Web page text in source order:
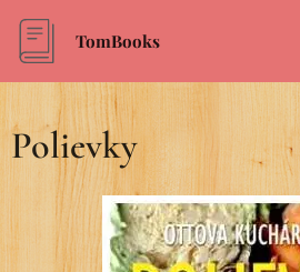
TomBooks
Polievky